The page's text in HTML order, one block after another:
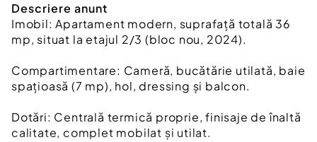
Descriere anunt
Imobil: Apartament modern, suprafață totală 36
mp, situat la etajul 2/3 (bloc nou, 2024).
Compartimentare: Cameră, bucătărie utilată, baie
spațioasă (7 mp), hol, dressing și balcon.
Dotări: Centrală termică proprie, finisaje de înaltă
calitate, complet mobilat și utilat.